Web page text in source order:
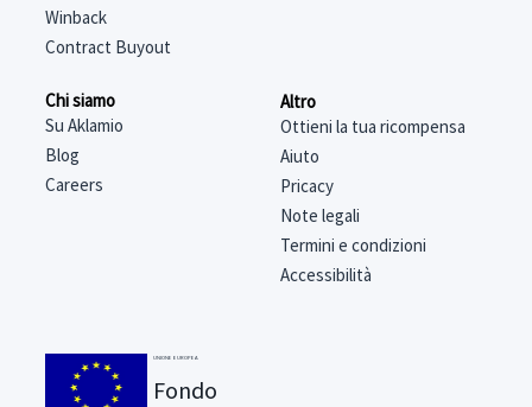
Winback
Contract Buyout
Chi siamo
Su Aklamio
Blog
Careers
Altro
Ottieni la tua ricompensa
Aiuto
Pricacy
Note legali
Termini e condizioni
Accessibilità
UNIONE EUROPEA
Fondo